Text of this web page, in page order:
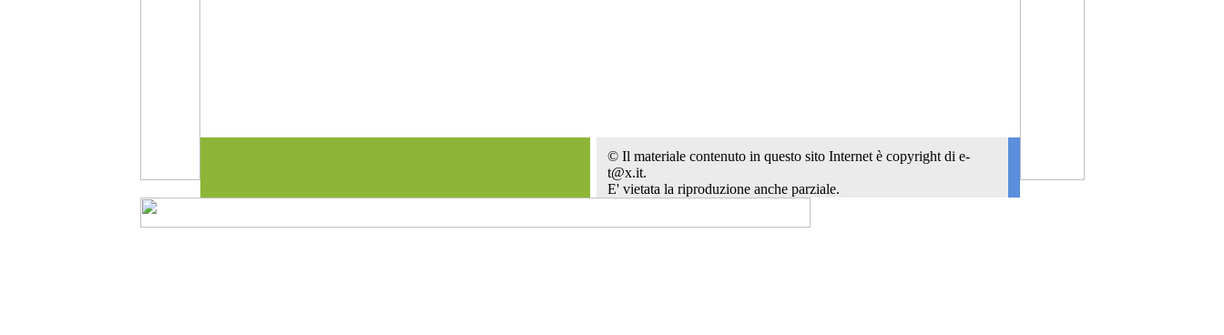
© Il materiale contenuto in questo sito Internet è copyright di e-
t@x.it.
E' vietata la riproduzione anche parziale.